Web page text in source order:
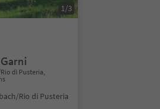
1/3
di Pusteria,
Rio di Pusteria